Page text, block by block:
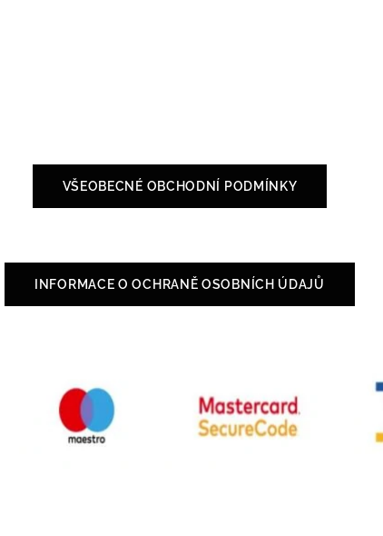
VŠEOBECNÉ OBCHODNÍ PODMÍNKY
INFORMACE O OCHRANĚ OSOBNÍCH ÚDAJŮ